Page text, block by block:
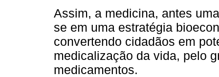
Assim, a medicina, antes
se em uma estratégia
convertendo cidadãos em
medicalização da vida, pelo
medicamentos.